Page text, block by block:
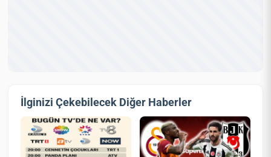
İlginizi Çekebilecek Diğer Haberler